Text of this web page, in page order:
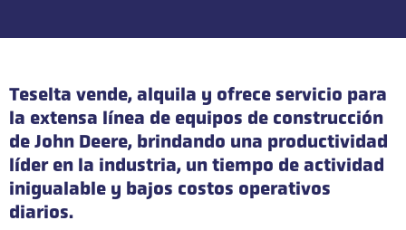
Teselta vende, alquila y ofrece servicio para
la extensa línea de equipos de construcción
de John Deere, brindando una productividad
líder en la industria, un tiempo de actividad
inigualable y bajos costos operativos
diarios.